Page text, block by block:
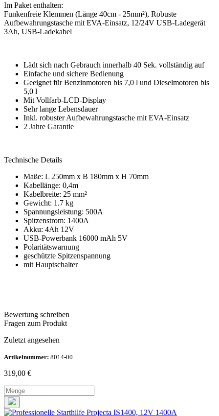
Im Paket enthalten:
Funkenfreie Klemmen (Länge 40cm - 25mm²), Robuste
Aufbewahrungstasche mit EVA-Einsatz, 12/24V USB-Ladegerät
3Ah, USB-Ladekabel
Lädt sich nach Gebrauch innerhalb 40 Sek. vollständig auf
Einfache und sichere Bedienung
Geeignet für Benzinmotoren bis 7,0 l und Dieselmotoren bis
5,0 l
Mit Vollfarb-LCD-Display
Sehr lange Lebensdauer
Inkl. robuster Aufbewahrungstasche mit EVA-Einsatz
2 Jahre Garantie
Technische Details
Maße: L 250mm x B 180mm x H 70mm
Kabellänge: 0,4m
Kabelbreite: 25 mm²
Gewicht: 1.7 kg
Spannungsleistung: 500A
Spitzenstrom: 1400A
Akku: 4Ah 12V
USB-Powerbank 16000 mAh 5V
Polaritätswarnung
geschützte Spitzenspannung
mit Hauptschalter
Bewertung schreiben
Fragen zum Produkt
Zuletzt angesehen
Artikelnummer: 8014-00
319,00 €